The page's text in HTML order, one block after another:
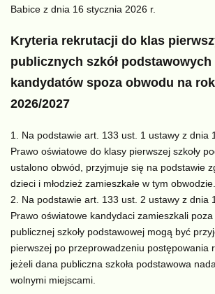
Babice z dnia 16 stycznia 2026 r.
Kryteria rekrutacji do klas
publicznych szkół podstawowych
kandydatów spoza obwodu na
2026/2027
Na podstawie art. 133 ust. 1 ustawy z dnia
Prawo oświatowe do klasy pierwszej szkoły
ustalono obwód, przyjmuje się na podstawie
dzieci i młodzież zamieszkałe w tym obwodzie.
Na podstawie art. 133 ust. 2 ustawy z dnia
Prawo oświatowe kandydaci zamieszkali
publicznej szkoły podstawowej mogą być
pierwszej po przeprowadzeniu postępowania
jeżeli dana publiczna szkoła podstawowa
wolnymi miejscami.